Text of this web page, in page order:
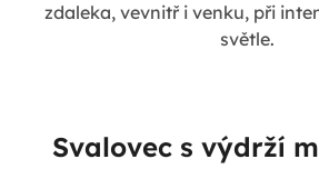
zdaleka, vevnitř i venku, při
světle.
Svalovec s výdrží